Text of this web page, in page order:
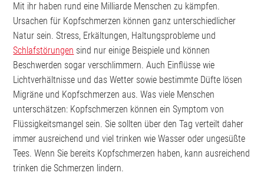
Mit ihr haben rund eine Milliarde Menschen zu kämpfen.
Ursachen für Kopfschmerzen können ganz unterschiedlicher
Natur sein. Stress, Erkältungen, Haltungsprobleme und
Schlafstörungen sind nur einige Beispiele und können
Beschwerden sogar verschlimmern. Auch Einflüsse wie
Lichtverhältnisse und das Wetter sowie bestimmte Düfte lösen
Migräne und Kopfschmerzen aus. Was viele Menschen
unterschätzen: Kopfschmerzen können ein Symptom von
Flüssigkeitsmangel sein. Sie sollten über den Tag verteilt daher
immer ausreichend und viel trinken wie Wasser oder ungesüßte
Tees. Wenn Sie bereits Kopfschmerzen haben, kann ausreichend
trinken die Schmerzen lindern.